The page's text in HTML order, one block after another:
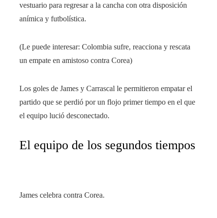
vestuario para regresar a la cancha con otra disposición
anímica y futbolística.
(Le puede interesar: Colombia sufre, reacciona y rescata
un empate en amistoso contra Corea)
Los goles de James y Carrascal le permitieron empatar el
partido que se perdió por un flojo primer tiempo en el que
el equipo lució desconectado.
El equipo de los segundos tiempos
James celebra contra Corea.